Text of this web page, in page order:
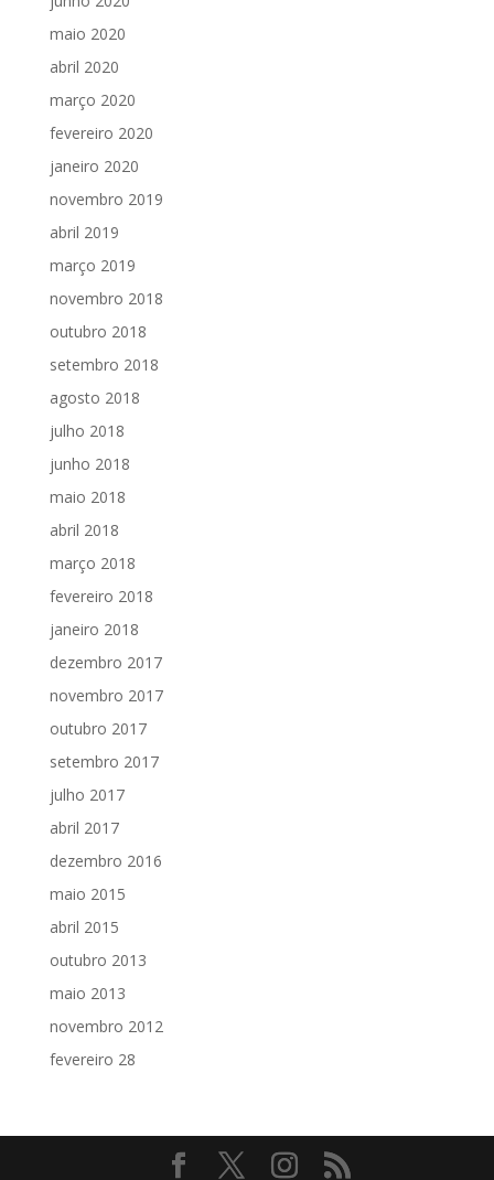
maio 2020
abril 2020
março 2020
fevereiro 2020
janeiro 2020
novembro 2019
abril 2019
março 2019
novembro 2018
outubro 2018
setembro 2018
agosto 2018
julho 2018
junho 2018
maio 2018
abril 2018
março 2018
fevereiro 2018
janeiro 2018
dezembro 2017
novembro 2017
outubro 2017
setembro 2017
julho 2017
abril 2017
dezembro 2016
maio 2015
abril 2015
outubro 2013
maio 2013
novembro 2012
fevereiro 28